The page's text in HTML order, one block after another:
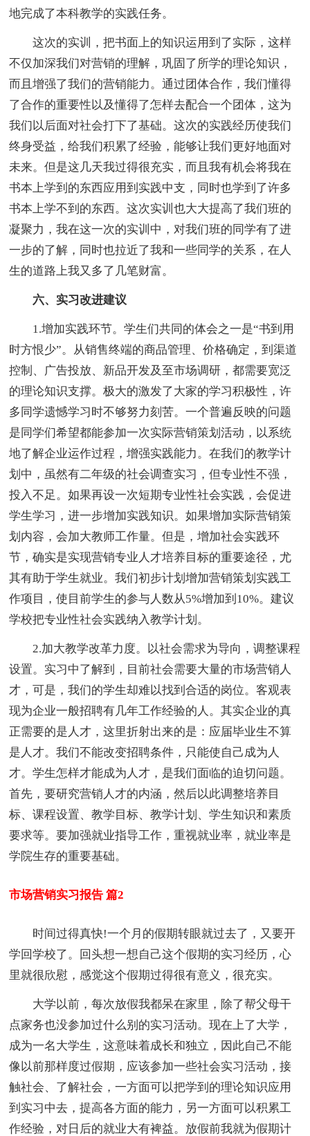
地完成了本科教学的实践任务。
这次的实训，把书面上的知识运用到了实际，这样
不仅加深我们对营销的理解，巩固了所学的理论知识，
而且增强了我们的营销能力。通过团体合作，我们懂得
了合作的重要性以及懂得了怎样去配合一个团体，这为
我们以后面对社会打下了基础。这次的实践经历使我们
终身受益，给我们积累了经验，能够让我们更好地面对
未来。但是这几天我过得很充实，而且我有机会将我在
书本上学到的东西应用到实践中支，同时也学到了许多
书本上学不到的东西。这次实训也大大提高了我们班的
凝聚力，我在这一次的实训中，对我们班的同学有了进
一步的了解，同时也拉近了我和一些同学的关系，在人
生的道路上我又多了几笔财富。
六、实习改进建议
1.增加实践环节。学生们共同的体会之一是“书到用
时方恨少”。从销售终端的商品管理、价格确定，到渠道
控制、广告投放、新品开发及至市场调研，都需要宽泛
的理论知识支撑。极大的激发了大家的学习积极性，许
多同学遗憾学习时不够努力刻苦。一个普遍反映的问题
是同学们希望都能参加一次实际营销策划活动，以系统
地了解企业运作过程，增强实践能力。在我们的教学计
划中，虽然有二年级的社会调查实习，但专业性不强，
投入不足。如果再设一次短期专业性社会实践，会促进
学生学习，进一步增加实践知识。如果增加实际营销策
划内容，会加大教师工作量。但是，增加社会实践环
节，确实是实现营销专业人才培养目标的重要途径，尤
其有助于学生就业。我们初步计划增加营销策划实践工
作项目，使目前学生的参与人数从5%增加到10%。建议
学校把专业性社会实践纳入教学计划。
2.加大教学改革力度。以社会需求为导向，调整课程
设置。实习中了解到，目前社会需要大量的市场营销人
才，可是，我们的学生却难以找到合适的岗位。客观表
现为企业一般招聘有几年工作经验的人。其实企业的真
正需要的是人才，这里折射出来的是：应届毕业生不算
是人才。我们不能改变招聘条件，只能使自己成为人
才。学生怎样才能成为人才，是我们面临的迫切问题。
首先，要研究营销人才的内涵，然后以此调整培养目
标、课程设置、教学目标、教学计划、学生知识和素质
要求等。要加强就业指导工作，重视就业率，就业率是
学院生存的重要基础。
市场营销实习报告 篇2
时间过得真快!一个月的假期转眼就过去了，又要开
学回学校了。回头想一想自己这个假期的实习经历，心
里就很欣慰，感觉这个假期过得很有意义，很充实。
大学以前，每次放假我都呆在家里，除了帮父母干
点家务也没参加过什么别的实习活动。现在上了大学，
成为一名大学生，这意味着成长和独立，因此自己不能
像以前那样度过假期，应该参加一些社会实习活动，接
触社会、了解社会，一方面可以把学到的理论知识应用
到实习中去，提高各方面的能力，另一方面可以积累工
作经验，对日后的就业大有裨益。放假前我就为假期计